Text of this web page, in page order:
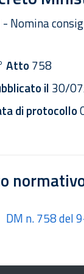
- Nomina
Atto 758
il 30/
di protocollo
DM n. 758 del